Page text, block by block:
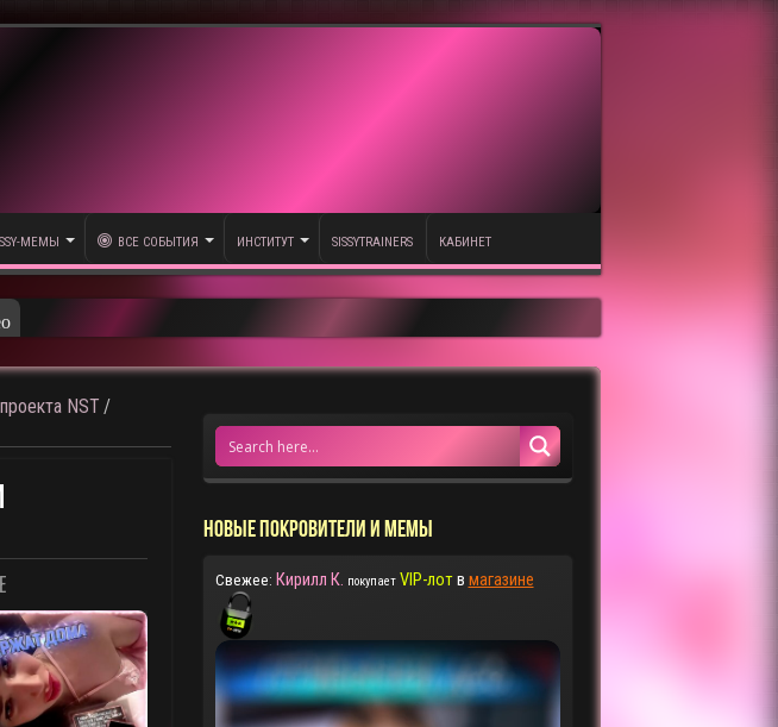
МЕМЫ ВСЕ СОБЫТИЯ ИНСТИТУТ SISSYTRAINERS КАБИНЕТ
NST /
НОВЫЕ ПОКРОВИТЕЛИ И МЕМЫ
Свежее: Кирилл К. покупает VIP-лотв магазине